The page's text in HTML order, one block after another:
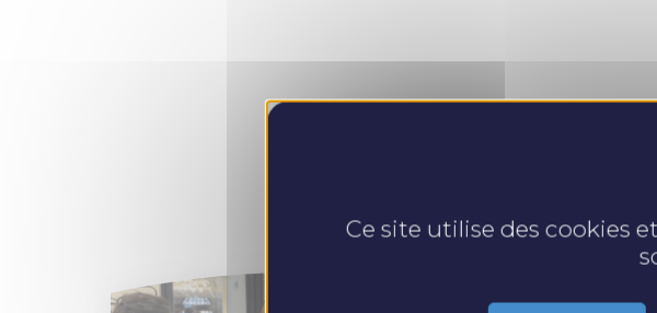
Ce site utilise des cookies